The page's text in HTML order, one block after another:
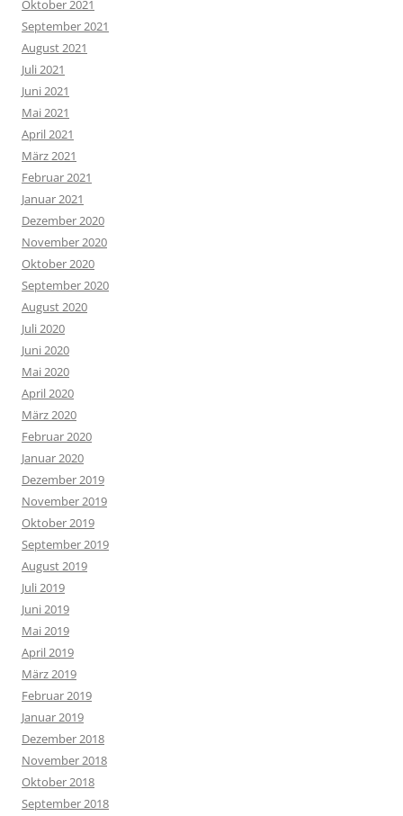
Oktober 2021
September 2021
August 2021
Juli 2021
Juni 2021
Mai 2021
April 2021
März 2021
Februar 2021
Januar 2021
Dezember 2020
November 2020
Oktober 2020
September 2020
August 2020
Juli 2020
Juni 2020
Mai 2020
April 2020
März 2020
Februar 2020
Januar 2020
Dezember 2019
November 2019
Oktober 2019
September 2019
August 2019
Juli 2019
Juni 2019
Mai 2019
April 2019
März 2019
Februar 2019
Januar 2019
Dezember 2018
November 2018
Oktober 2018
September 2018